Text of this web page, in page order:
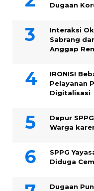
Dugaan
Interaksi
Sabrang
Anggap
IRONIS!
Pelayanan
Digitalisasi
Dapur
Warga
SPPG
Diduga
Dugaan